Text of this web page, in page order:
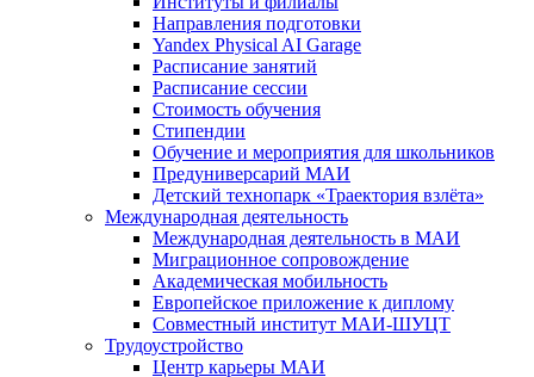
Направления подготовки
Yandex Physical AI Garage
Расписание занятий
Расписание сессии
Стоимость обучения
Стипендии
Обучение и мероприятия для школьников
Предуниверсарий МАИ
Детский технопарк «Траектория взлёта»
Международная деятельность
Международная деятельность в МАИ
Миграционное сопровождение
Академическая мобильность
Европейское приложение к диплому
Совместный институт МАИ-ШУЦТ
Трудоустройство
Центр карьеры МАИ